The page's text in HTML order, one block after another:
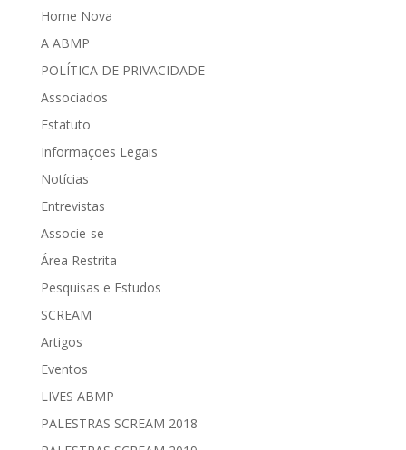
Home Nova
A ABMP
POLÍTICA DE PRIVACIDADE
Associados
Estatuto
Informações Legais
Notícias
Entrevistas
Associe-se
Área Restrita
Pesquisas e Estudos
SCREAM
Artigos
Eventos
LIVES ABMP
PALESTRAS SCREAM 2018